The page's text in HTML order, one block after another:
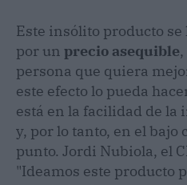
Este insólito producto
por un precio asequible
persona que quiera
este efecto lo pueda
está en la facilidad de la
y, por lo tanto, en el bajo
punto. Jordi Nubiola, el
"Ideamos este producto